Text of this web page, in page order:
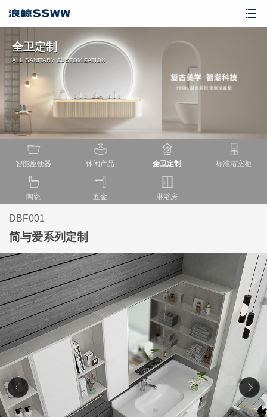
全卫定制
ALL SANITARY CUSTOMIZATION
智能座便器 休闲产品 全卫定制 标准浴室柜
陶瓷 五金 淋浴房
DBF001
简与爱系列定制